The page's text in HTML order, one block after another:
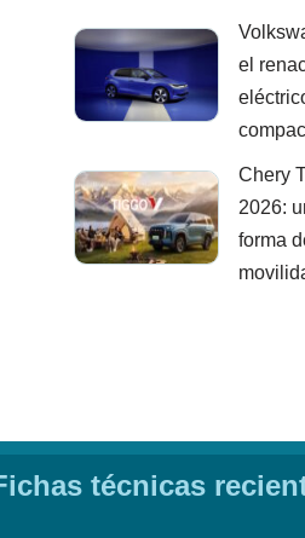
el
Chery
2026:
forma
técnicas